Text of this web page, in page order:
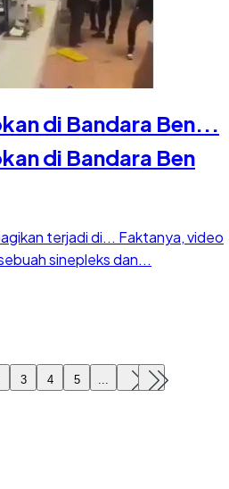
di Bandara Ben...
di Bandara Ben
terjadi di... Faktanya, video
sinepleks dan...
3 4 5